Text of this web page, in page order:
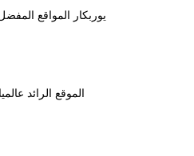
يوربكار المواقع
الموقع الرائد